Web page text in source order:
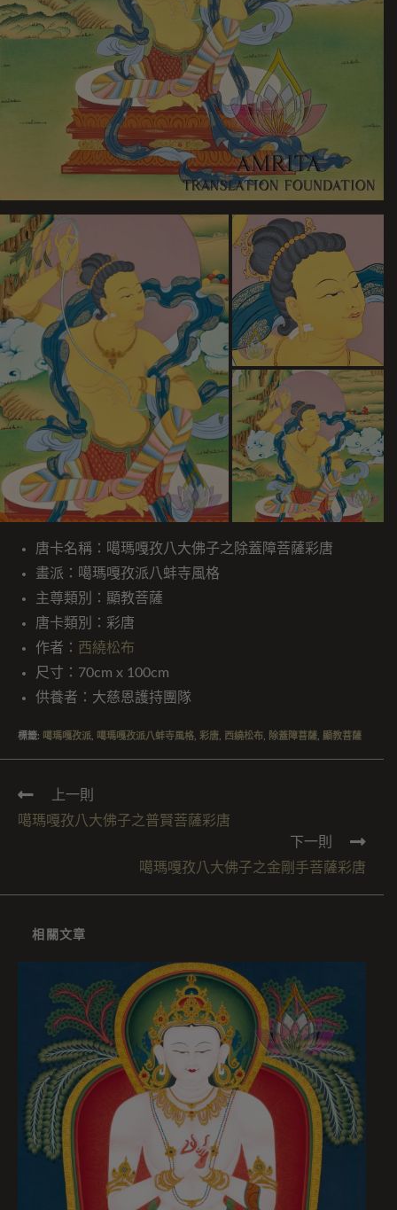
唐卡名稱：噶瑪嘎孜八大佛子之除蓋障菩薩彩唐
畫派：噶瑪嘎孜派八蚌寺風格
主尊類別：顯教菩薩
唐卡類別：彩唐
作者： 西繞松布
尺寸：70cm x 100cm
供養者：大慈恩護持團隊
標籤: 噶瑪嘎孜派 噶瑪嘎孜派八蚌寺風格 彩唐 西繞松布 除蓋障菩薩 顯教菩薩
上一則
噶瑪嘎孜八大佛子之普賢菩薩彩唐
下一則
噶瑪嘎孜八大佛子之金剛手菩薩彩唐
相關文章